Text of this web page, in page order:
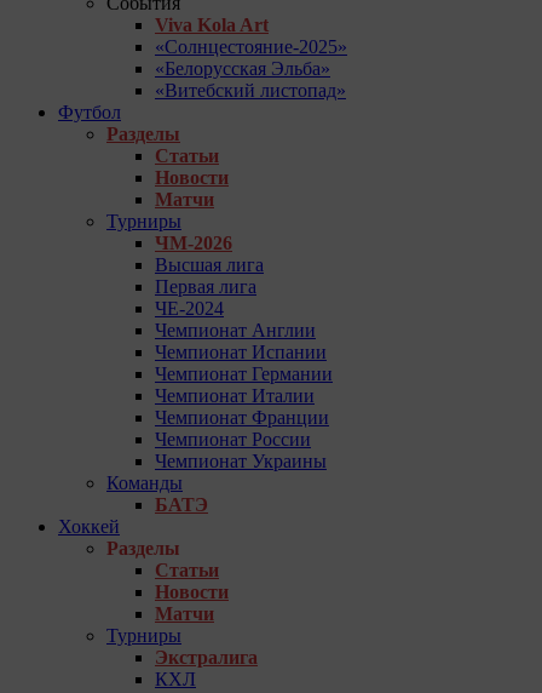
Viva Kola Art
«Солнцестояние-2025»
«Белорусская Эльба»
«Витебский листопад»
Футбол
Разделы
Статьи
Новости
Матчи
Турниры
ЧМ-2026
Высшая лига
Первая лига
ЧЕ-2024
Чемпионат Англии
Чемпионат Испании
Чемпионат Германии
Чемпионат Италии
Чемпионат Франции
Чемпионат России
Чемпионат Украины
Команды
БАТЭ
Хоккей
Разделы
Статьи
Новости
Матчи
Турниры
Экстралига
КХЛ